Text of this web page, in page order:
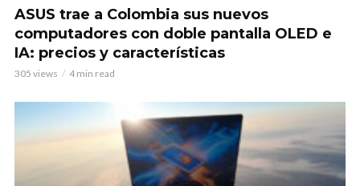
ASUS trae a Colombia sus nuevos
computadores con doble pantalla OLED e
IA: precios y características
305 views 4 min read